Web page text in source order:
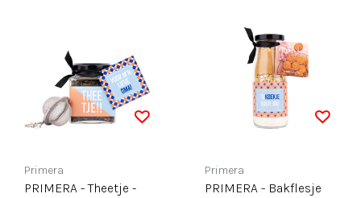
Primera
PRIMERA - Theetje -
Primera
PRIMERA - Bakflesje